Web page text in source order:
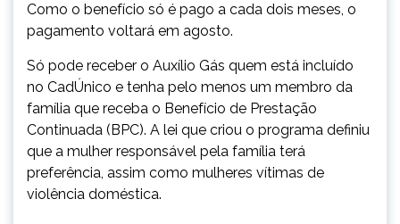
Como o benefício só é pago a cada dois meses, o
pagamento voltará em agosto.
Só pode receber o Auxílio Gás quem está incluído
no CadÚnico e tenha pelo menos um membro da
família que receba o Benefício de Prestação
Continuada (BPC). A lei que criou o programa definiu
que a mulher responsável pela família terá
preferência, assim como mulheres vítimas de
violência doméstica.